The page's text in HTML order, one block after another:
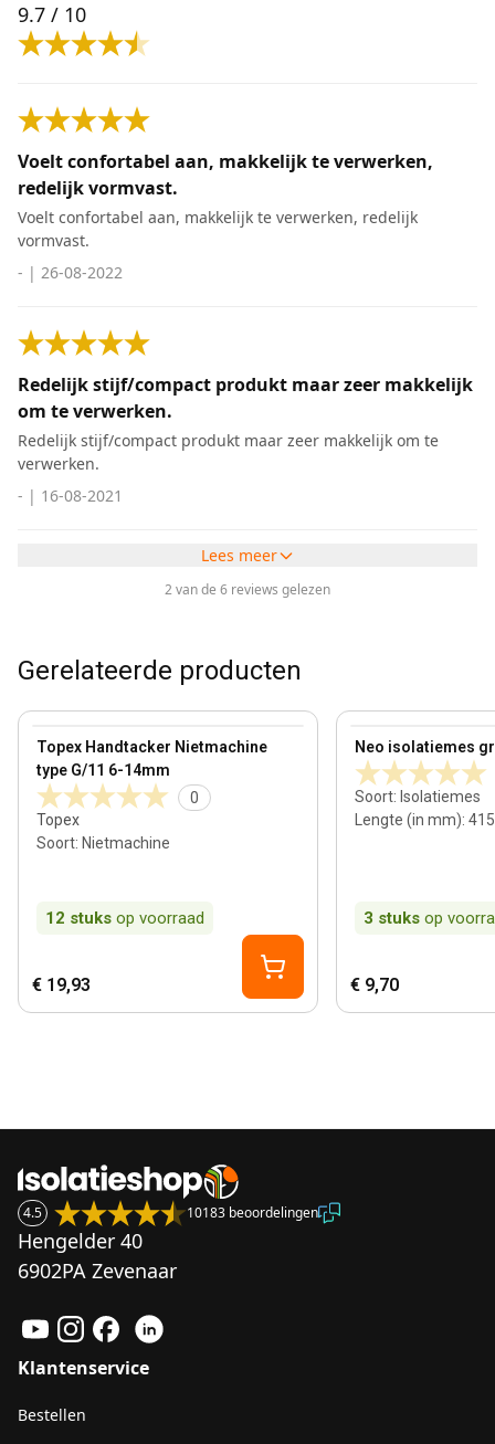
9.7 / 10
Voelt confortabel aan, makkelijk te verwerken,
redelijk vormvast.
Voelt confortabel aan, makkelijk te verwerken, redelijk
vormvast.
- | 26-08-2022
Redelijk stijf/compact produkt maar zeer makkelijk
om te verwerken.
Redelijk stijf/compact produkt maar zeer makkelijk om te
verwerken.
- | 16-08-2021
Lees meer
2 van de 6 reviews gelezen
Gerelateerde producten
Topex Handtacker Nietmachine
type G/11 6-14mm
0
Topex
Soort: Nietmachine
12 stuks op voorraad
View product
€ 19,93
Neo isolatiemes
Soort: Isolatiemes
Lengte (in mm): 415
3 stuks op
View product
€ 9,70
4.5 10183 beoordelingen
Hengelder 40
6902PA Zevenaar
Klantenservice
Bestellen